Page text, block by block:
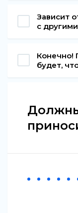
Зависит
с
Конечно!
будет,